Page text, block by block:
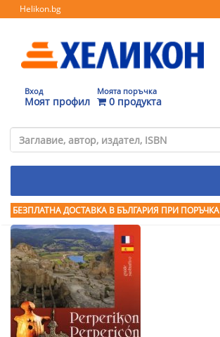
Helikon.bg
Вход
Моят профил
Моята поръчка
0 продукта
БЕЗПЛАТНА ДОСТАВКА В БЪЛГАРИЯ ПРИ ПОРЪЧКА